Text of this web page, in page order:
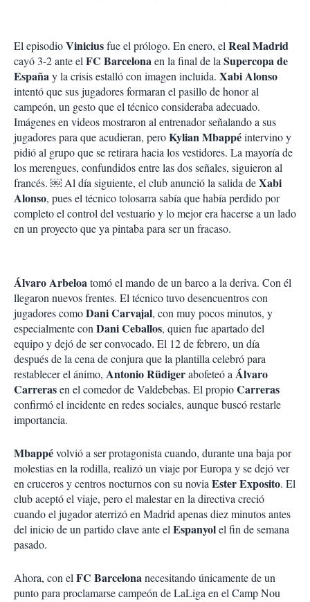
El episodioViniciusfue el prólogo. En enero, elReal Madrid
cayó 3-2 ante elFC Barcelonaen la final de laSupercopa de
Españay la crisis estalló con imagen incluida. Xabi Alonso
intentó que sus jugadores formaran el pasillo de honor al
campeón, un gesto que el técnico consideraba adecuado.
Imágenes en videos mostraron al entrenador señalando a sus
jugadores para que acudieran, peroKylian Mbappéintervino y
pidió al grupo que se retirara hacia los vestidores. La mayoría de
los merengues, confundidos entre las dos señales, siguieron al
francés. ￼ Al día siguiente, el club anunció la salida deXabi
Alonso, pues el técnico tolosarra sabía que había perdido por
completo el control del vestuario y lo mejor era hacerse a un lado
en un proyecto que ya pintaba para ser un fracaso.
Álvaro Arbeloatomó el mando de un barco a la deriva. Con él
llegaron nuevos frentes. El técnico tuvo desencuentros con
jugadores comoDani Carvajal, con muy pocos minutos, y
especialmente conDani Ceballos, quien fue apartado del
equipo y dejó de ser convocado. El 12 de febrero, un día
después de la cena de conjura que la plantilla celebró para
restablecer el ánimo, Antonio Rüdigerabofeteó aÁlvaro
Carrerasen el comedor de Valdebebas. El propioCarreras
confirmó el incidente en redes sociales, aunque buscó restarle
importancia.
Mbappévolvió a ser protagonista cuando, durante una baja por
molestias en la rodilla, realizó un viaje por Europa y se dejó ver
en cruceros y centros nocturnos con su noviaEster Exposito. El
club aceptó el viaje, pero el malestar en la directiva creció
cuando el jugador aterrizó en Madrid apenas diez minutos antes
del inicio de un partido clave ante elEspanyolel fin de semana
pasado.
Ahora, con elFC Barcelonanecesitando únicamente de un
punto para proclamarse campeón de LaLiga en el Camp Nou